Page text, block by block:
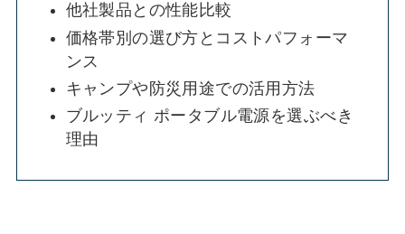
他社製品との性能比較
価格帯別の選び方とコストパフォーマ
ンス
キャンプや防災用途での活用方法
ブルッティ ポータブル電源を選ぶべき
理由